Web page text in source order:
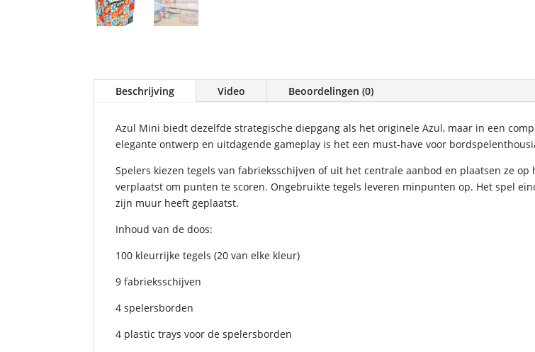
Beschrijving Video Beoordelingen (0)
Azul Mini biedt dezelfde strategische diepgang als het originele Azul, maar in een
elegante ontwerp en uitdagende gameplay is het een must-have voor
Spelers kiezen tegels van fabrieksschijven of uit het centrale aanbod en plaatsen ze
verplaatst om punten te scoren. Ongebruikte tegels leveren minpunten op. Het spel
zijn muur heeft geplaatst.
Inhoud van de doos:
100 kleurrijke tegels (20 van elke kleur)
9 fabrieksschijven
4 spelersborden
4 plastic trays voor de spelersborden